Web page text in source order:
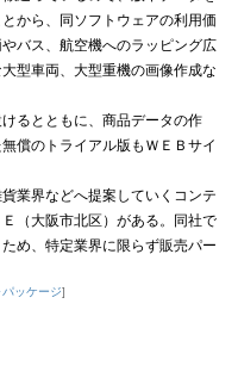
から、同ソフトウェアの利用価
バス、航空機へのラッピング広
型車両、大型重機の画像作成な
るとともに、商品データの作
償のトライアル版もＷＥＢサイ
業界などへ提案していくコンテ
（大阪市北区）がある。同社で
め、特定業界に限らず販売パー
パッケージ